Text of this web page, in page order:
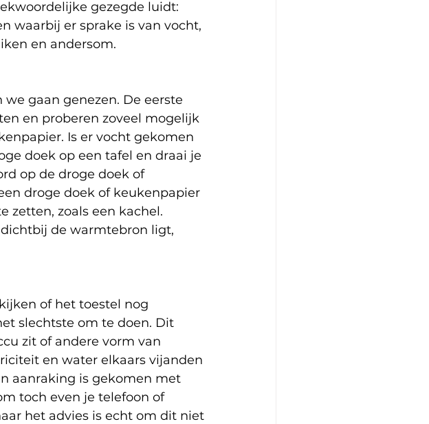
gezegde luidt:
waarbij er sprake is van vocht,
en andersom.
gaan genezen. De eerste
en proberen zoveel mogelijk
Is er vocht gekomen
doek op een tafel en draai je
op de droge doek of
droge doek of keukenpapier
zetten, zoals een kachel.
de warmtebron ligt,
of het toestel nog
slechtste om te doen. Dit
zit of andere vorm van
en water elkaars vijanden
aanraking is gekomen met
toch even je telefoon of
het advies is echt om dit niet